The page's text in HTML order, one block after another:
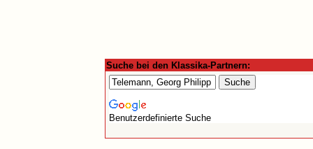
Suche bei den Klassika-Partnern:
Benutzerdefinierte Suche